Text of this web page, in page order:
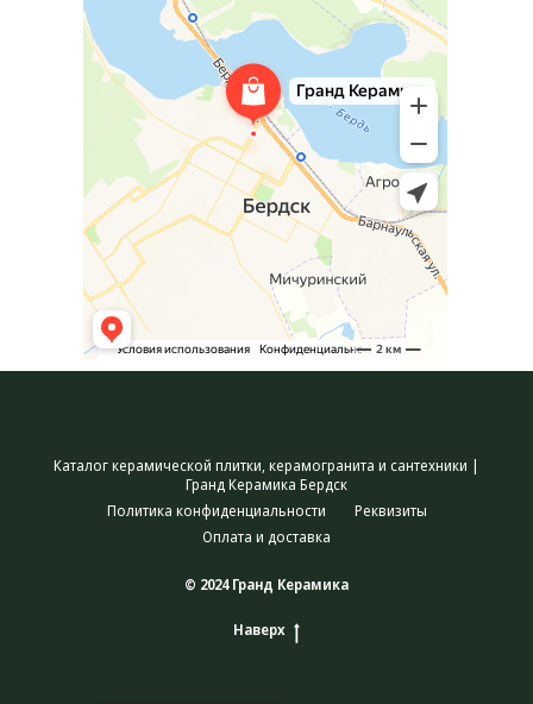
Каталог керамической плитки, керамогранита и сантехники |
Гранд Керамика Бердск
Политика конфиденциальности
Реквизиты
Оплата и доставка
© 2024 Гранд Керамика
Наверх